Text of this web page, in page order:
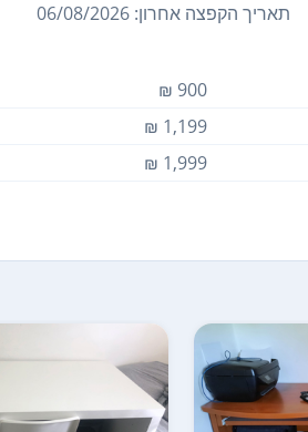
תאריך הקפצה אחרון: 06/08/2026
900 ₪
1,199 ₪
1,999 ₪